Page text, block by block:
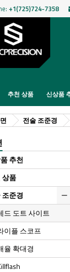
+1(725)724-7358
추천 상품 신상품
전술 조준경
추천
상품
조준경
드 도트 사이트
이플 스코프
율 확대경